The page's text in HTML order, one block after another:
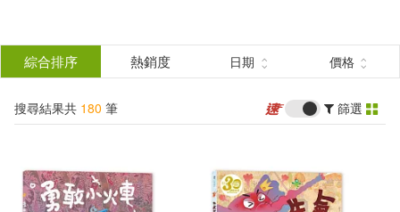
結
分類 (單選)
所有商品(180) 圖書(118)
雜誌(1) 美食(1)
綜合排序 熱銷度 日期 價格
搜尋結果共 180 筆 篩選